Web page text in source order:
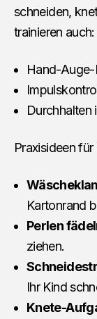
schneiden,
trainieren auch:
Hand-
Durchhalten
Praxisideen
Kartonrand
Perlen
ziehen.
Ihr Kind
Knete-